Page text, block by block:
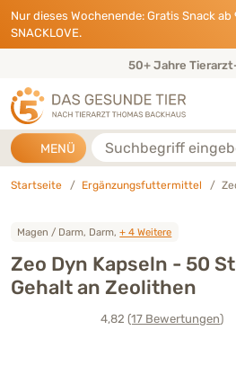
Direkt zu:
INHALT
HAUPTMENÜ
FOOTER
Nur dieses Wochenende: Gratis Snack
SNACKLOVE.
50+ Jahre
MENÜ Suche
Startseite Ergänzungsfuttermittel
Magen / Darm, Darm,+ 4 Weitere
Zeo Dyn Kapseln - 50
Gehalt an Zeolithen
4,82(17 Bewertungen)